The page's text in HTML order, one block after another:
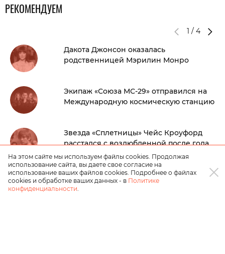
РЕКОМЕНДУЕМ
1 / 4
Дакота Джонсон оказалась
родственницей Мэрилин Монро
Экипаж «Союза МС-29» отправился на
Международную космическую станцию
Звезда «Сплетницы» Чейс Кроуфорд
расстался с возлюбленной после года
отношений
На этом сайте мы используем файлы cookies. Продолжая
использование сайта, вы даете свое согласие на
использование ваших файлов cookies. Подробнее о файлах
cookies и обработке ваших данных - в Политике
конфиденциальности.